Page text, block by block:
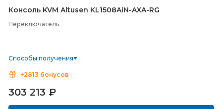
Консоль KVM Altusen KL1508AiN-AXA-RG
Переключатель
Способы получения
+2813 бонусов
303 213 ₽